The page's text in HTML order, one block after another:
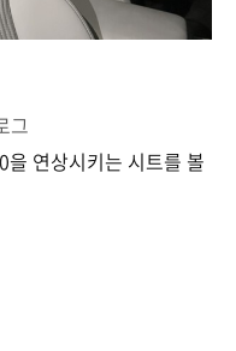
그
연상시키는 시트를 볼